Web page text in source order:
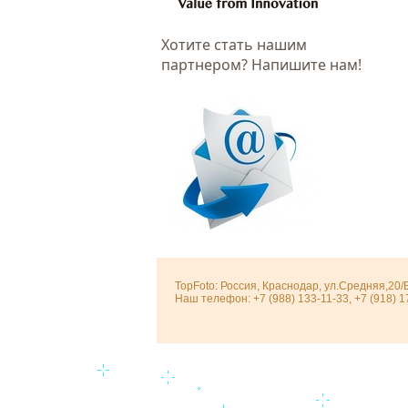
Хотитe стать нашим
партнером? Напишите нам!
TopFoto: Россия, Краснодар, ул.Средняя,20/
Наш телефон: +7 (988) 133-11-33, +7 (918)